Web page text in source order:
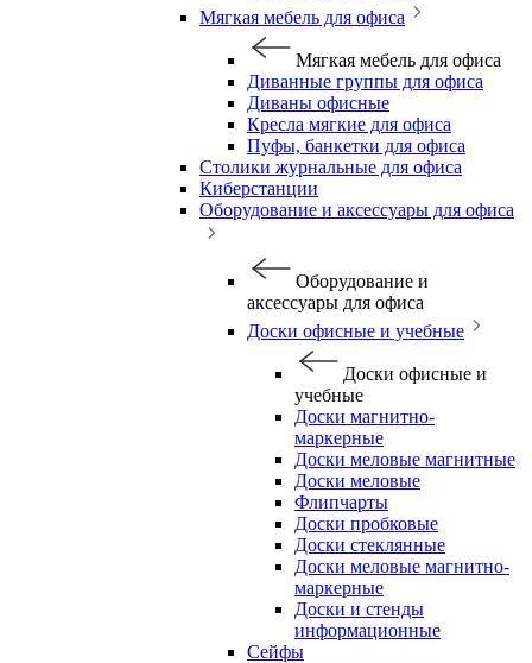
Мягкая мебель для офиса
Мягкая мебель для офиса
Диванные группы для офиса
Диваны офисные
Кресла мягкие для офиса
Пуфы, банкетки для офиса
Столики журнальные для офиса
Киберстанции
Оборудование и аксессуары для офиса
Оборудование и
аксессуары для офиса
Доски офисные и учебные
Доски офисные и
учебные
Доски магнитно-
маркерные
Доски меловые магнитные
Доски меловые
Флипчарты
Доски пробковые
Доски стеклянные
Доски меловые магнитно-
маркерные
Доски и стенды
информационные
Сейфы